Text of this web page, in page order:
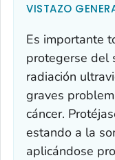
VISTAZO
Es importante
protegerse del
radiación
graves
cáncer.
estando a la
aplicándose